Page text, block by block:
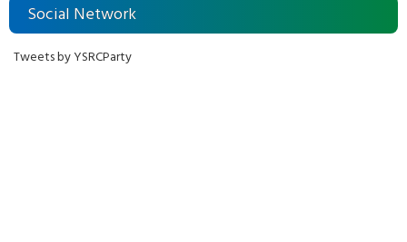
Social Network
Tweets by YSRCParty